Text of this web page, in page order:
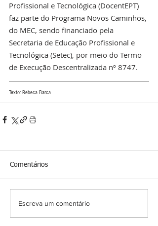
Profissional e Tecnológica (DocentEPT)
faz parte do Programa Novos Caminhos,
do MEC, sendo financiado pela
Secretaria de Educação Profissional e
Tecnológica (Setec), por meio do Termo
de Execução Descentralizada nº 8747.
Texto: Rebeca Barca
Comentários
Escreva um comentário